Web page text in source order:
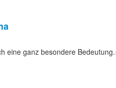
eine ganz besondere